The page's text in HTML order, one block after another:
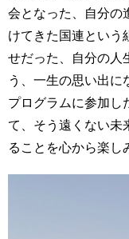
会となった、自分の
けてきた国連という
せだった、自分の人
う、一生の思い出
プログラムに参加し
て、そう遠くない未
ることを心から楽し